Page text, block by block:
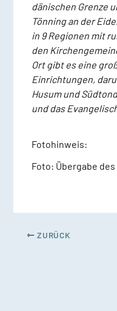
dänischen Grenze
Tönning an der
in 9 Regionen mit
den
Ort gibt es eine
Einrichtungen,
Husum und
und das
Fotohinweis:
Foto: Übergabe
ZURÜCK